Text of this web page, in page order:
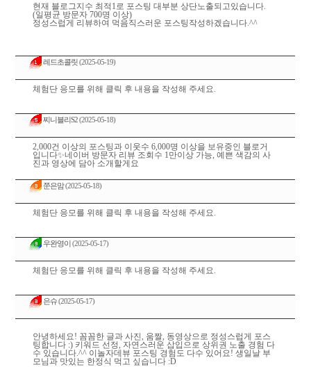
현재 블로그지수 최적1로 포스팅 대부분 상단노출되고있습니다.
(일평균 방문자 700명 이상)
정성스럽게 리뷰하여 먹음직스러운 포스팅작성하겠습니다.^^
레드초콜릿(2025-05-19)
체험단 응모를 위해 클릭 후 내용을 작성해 주세요.
찌니블리S2(2025-05-18)
2,000건 이상의 포스팅과 이웃수 6,000명 이상을 보유중인 블로거
입니다✨네이버 방문자 리뷰 조회수 1만이상 가능, 예쁜 색감의 사
진과 영상에 담아 소개할게요
쭌은맘(2025-05-18)
체험단 응모를 위해 클릭 후 내용을 작성해 주세요.
우완영이(2025-05-17)
체험단 응모를 위해 클릭 후 내용을 작성해 주세요.
은슈(2025-05-17)
안녕하세요! 꼼꼼한 글과 사진, 움짤, 동영상으로 정성스럽게 포스
팅합니다 :) 키워드 선정, 자연스러운 삽입으로 상위권 노출 경험 다
수 있습니다.^^ 이놀자데뷰 포스팅 경험도 다수 있어요! 생일날 부
모님과 맛있는 한정식 먹고 싶습니다 :D